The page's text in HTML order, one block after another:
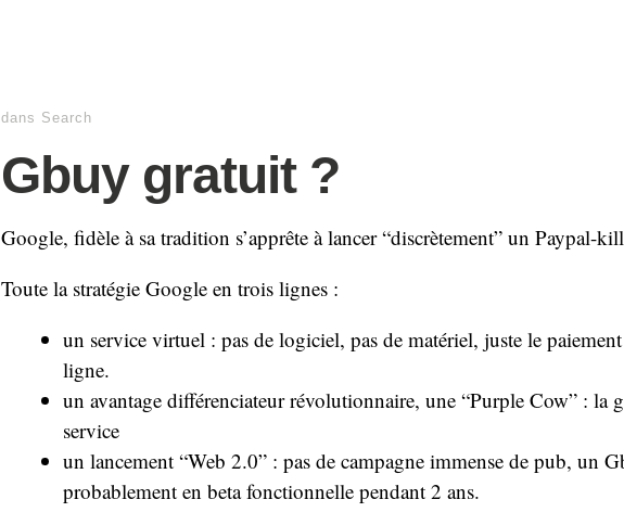
dans Search
Gbuy gratuit ?
Google, fidèle à sa tradition s’apprête à lancer “discrètement” un Paypal-
Toute la stratégie Google en trois lignes :
un service virtuel : pas de logiciel, pas de matériel, juste le
ligne.
un avantage différenciateur révolutionnaire, une “Purple Cow” : la
service
un lancement “Web 2.0” : pas de campagne immense de pub, un
probablement en beta fonctionnelle pendant 2 ans.